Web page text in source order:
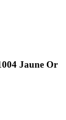
Jaune Or